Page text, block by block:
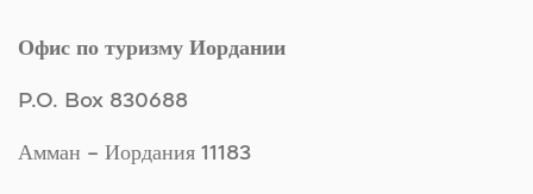
Офис по туризму Иордании
P.O. Box 830688
Амман – Иордания 11183